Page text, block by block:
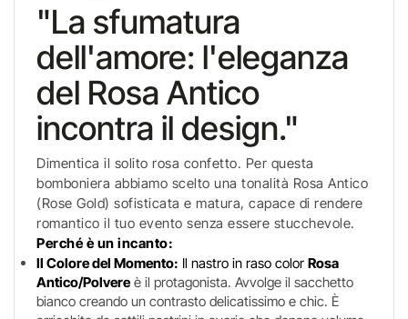
"La sfumatura
dell'amore: l'eleganza
del Rosa Antico
incontra il design."
Dimentica il solito rosa confetto. Per questa
bomboniera abbiamo scelto una tonalità Rosa Antico
(Rose Gold) sofisticata e matura, capace di rendere
romantico il tuo evento senza essere stucchevole.
Perché è un incanto:
Il Colore del Momento: Il nastro in raso color Rosa
Antico/Polvereè il protagonista. Avvolge il sacchetto
bianco creando un contrasto delicatissimo e chic. È